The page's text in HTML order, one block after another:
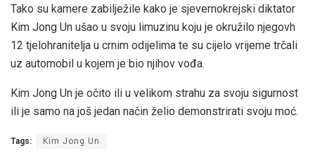
Tako su kamere zabilježile kako je sjevernokrejski diktator
Kim Jong Un ušao u svoju limuzinu koju je okružilo njegovh
12 tjelohranitelja u crnim odijelima te su cijelo vrijeme trčali
uz automobil u kojem je bio njihov vođa.
Kim Jong Un je očito ili u velikom strahu za svoju sigurnost
ili je samo na još jedan način želio demonstrirati svoju moć.
Tags: Kim Jong Un